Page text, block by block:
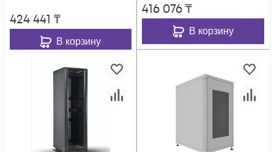
424 441 ₸
В корзину
416 076₸
В корзину